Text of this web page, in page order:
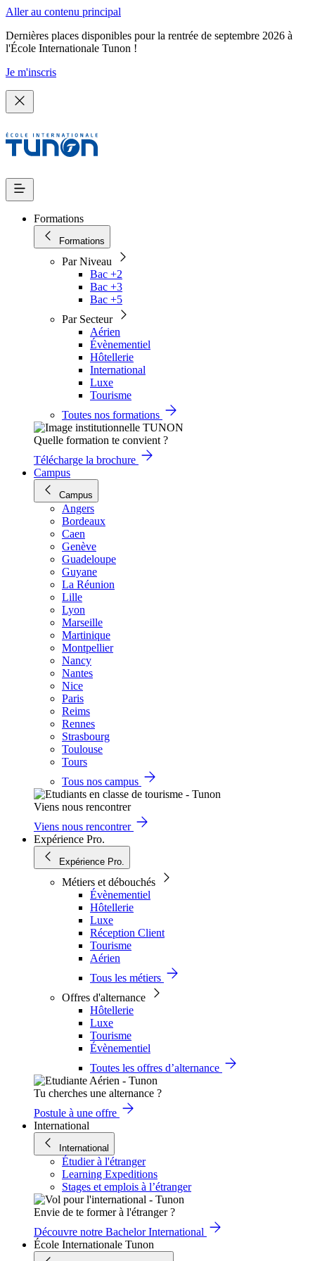
Aller au contenu principal
Dernières places disponibles pour la rentrée de septembre 2026 à
l'École Internationale Tunon !
Je m'inscris
Formations
Formations
Par Niveau
Bac +2
Bac +3
Bac +5
Par Secteur
Aérien
Évènementiel
Hôtellerie
International
Luxe
Tourisme
Toutes nos formations
Quelle formation te convient ?
Télécharge la brochure
Campus
Campus
Angers
Bordeaux
Caen
Genève
Guadeloupe
Guyane
La Réunion
Lille
Lyon
Marseille
Martinique
Montpellier
Nancy
Nantes
Nice
Paris
Reims
Rennes
Strasbourg
Toulouse
Tours
Tous nos campus
Viens nous rencontrer
Viens nous rencontrer
Expérience Pro.
Expérience Pro.
Métiers et débouchés
Évènementiel
Hôtellerie
Luxe
Réception Client
Tourisme
Aérien
Tous les métiers
Offres d'alternance
Hôtellerie
Luxe
Tourisme
Évènementiel
Toutes les offres d’alternance
Tu cherches une alternance ?
Postule à une offre
International
International
Étudier à l'étranger
Learning Expeditions
Stages et emplois à l’étranger
Envie de te former à l'étranger ?
Découvre notre Bachelor International
École Internationale Tunon